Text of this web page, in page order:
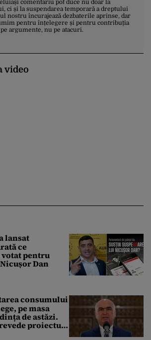
comentariu pot duce nu doar la
ci și la suspendarea temporară a dreptului
nostru încurajează dezbaterile aprinse, dar
pentru înțelegere și pentru contribuția
argumente, nu pe atacuri.
video
lansat
ce
pentru
Dan
consumului
pe masa
de astăzi.
proiectul
cutremur sau